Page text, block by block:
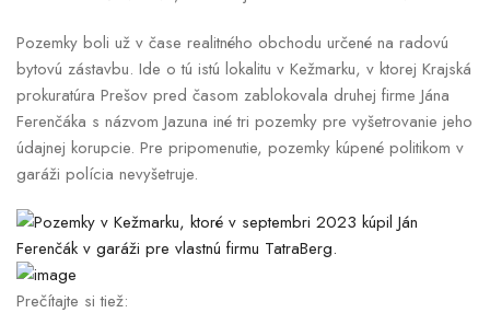
Pozemky boli už v čase realitného obchodu určené na radovú
bytovú zástavbu. Ide o tú istú lokalitu v Kežmarku, v ktorej Krajská
prokuratúra Prešov pred časom zablokovala druhej firme Jána
Ferenčáka s názvom Jazuna iné tri pozemky pre vyšetrovanie jeho
údajnej korupcie. Pre pripomenutie, pozemky kúpené politikom v
garáži polícia nevyšetruje.
Prečítajte si tiež: